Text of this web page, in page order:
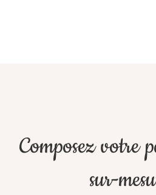
Composez votre
sur-